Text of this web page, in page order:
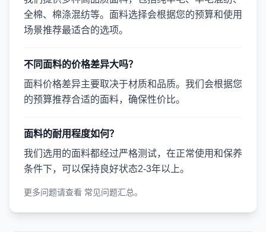
全棉、棉涤混纺等。面料选择会根据您的预算和使用
场景推荐最适合的选项。
不同面料的价格差异大吗？
面料价格差异主要取决于材质和品质。我们会根据您
的预算推荐合适的面料，确保性价比。
面料的耐用程度如何？
我们选用的面料都经过严格测试，在正常使用和保养
条件下，可以保持良好状态2-3年以上。
更多问题请查看 常见问题汇总。